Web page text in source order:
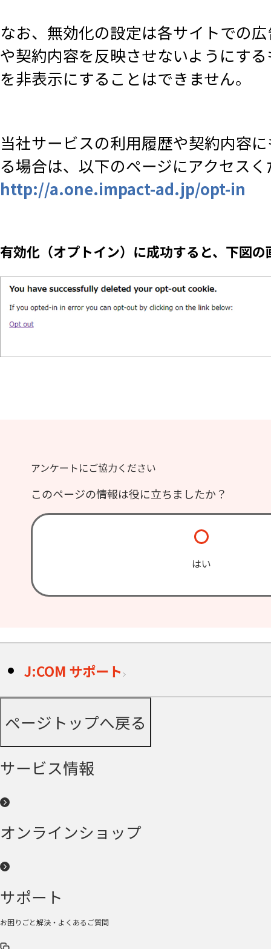
なお、無効化の設定は各サイトでの
や契約内容を反映させないようにす
を非表示にすることはできません。
当社サービスの利用履歴や契約内容
る場合は、以下のページにアクセス
http://a.one.impact-ad.jp/opt-in
有効化（オプトイン）に成功すると、下図
アンケートにご協力ください
このページの情報は役に立ちましたか？
はい
J:COM サポート
ページトップへ戻る
サービス情報
オンラインショップ
サポート
お困りごと解決・よくあるご質問